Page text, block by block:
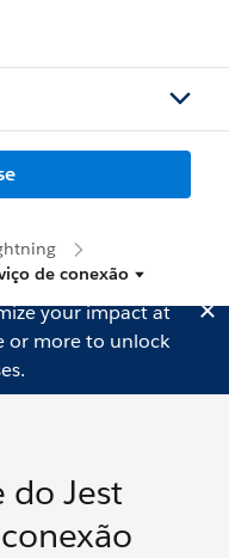
de conexão
your impact at
or more to unlock
do Jest